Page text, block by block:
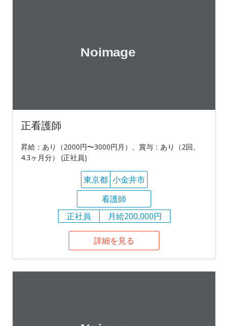
正看護師
昇給：あり（2000円〜3000円月）、賞与：あり（2回、
4.3ヶ月分） (正社員)
東京都 小金井市
看護師
正社員
月給200,000円
詳細を見る